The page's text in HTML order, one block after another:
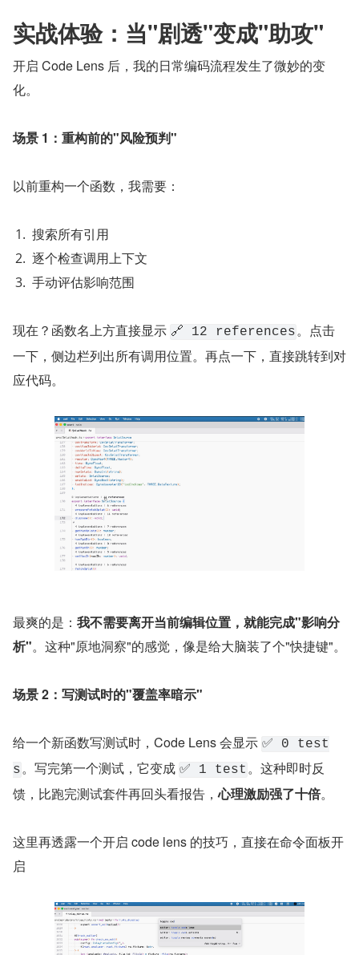
实战体验：当"剧透"变成"助攻"
开启 Code Lens 后，我的日常编码流程发生了微妙的变
化。
场景 1：重构前的"风险预判"
以前重构一个函数，我需要：
搜索所有引用
逐个检查调用上下文
手动评估影响范围
现在？函数名上方直接显示 🔗 12 references。点击
一下，侧边栏列出所有调用位置。再点一下，直接跳转到对
应代码。
最爽的是： 我不需要离开当前编辑位置，就能完成"影响分
析"。这种"原地洞察"的感觉，像是给大脑装了个"快捷键"。
场景 2：写测试时的"覆盖率暗示"
给一个新函数写测试时，Code Lens 会显示 ✅ 0 test
s。写完第一个测试，它变成 ✅ 1 test 。这种即时反
馈，比跑完测试套件再回头看报告，心理激励强了十倍。
这里再透露一个开启 code lens 的技巧，直接在命令面板开
启